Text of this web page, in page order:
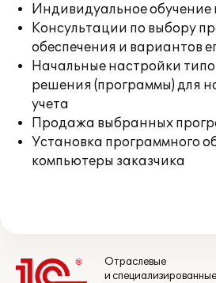
Индивидуальное обучение
Консультации по выбору
обеспечения и вариантов
Начальные настройки
решения (программы) для
учета
Продажа выбранных
Установка программного
компьютеры заказчика
Отраслевые
и